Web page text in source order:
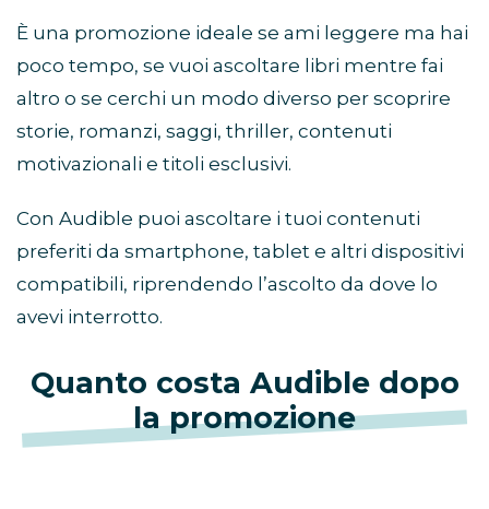
È una promozione ideale se ami leggere ma hai
poco tempo, se vuoi ascoltare libri mentre fai
altro o se cerchi un modo diverso per scoprire
storie, romanzi, saggi, thriller, contenuti
motivazionali e titoli esclusivi.
Con Audible puoi ascoltare i tuoi contenuti
preferiti da smartphone, tablet e altri dispositivi
compatibili, riprendendo l’ascolto da dove lo
avevi interrotto.
Quanto costa Audible dopo
la promozione